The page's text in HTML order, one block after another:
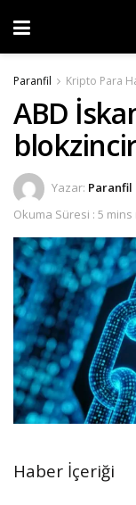
Paranfil Kripto Para
ABD
Yazar: Paranfil
Okuma Süresi : 5
Haber İçeriği